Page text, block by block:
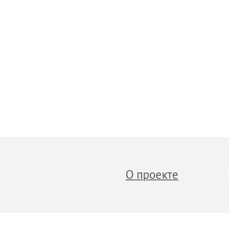
О проекте